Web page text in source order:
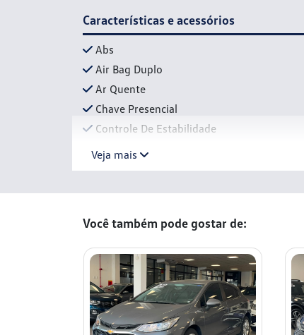
Características e acessórios
Abs
Air Bag Duplo
Ar Quente
Chave Presencial
Controle De Estabilidade
Veja mais
Você também pode gostar de: